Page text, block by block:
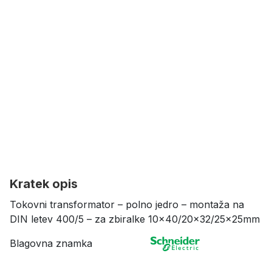
Kratek opis
Tokovni transformator – polno jedro – montaža na
DIN letev 400/5 – za zbiralke 10×40/20×32/25x25mm
Blagovna znamka